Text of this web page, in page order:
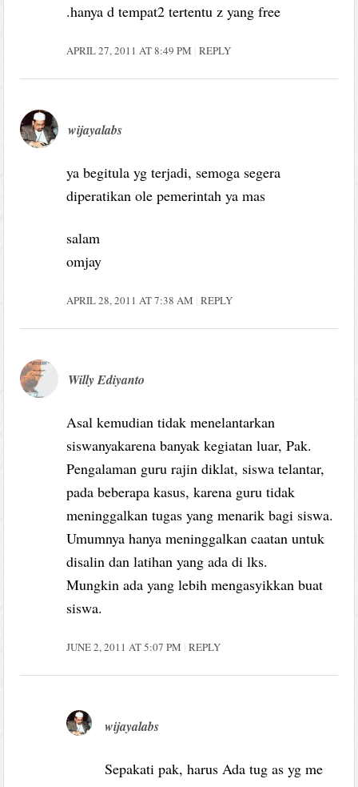
.hanya d tempat2 tertentu z yang free
APRIL 27, 2011 AT 8:49 PM REPLY
wijayalabs
ya begitula yg terjadi, semoga segera
diperatikan ole pemerintah ya mas
salam
omjay
APRIL 28, 2011 AT 7:38 AM REPLY
Willy Ediyanto
Asal kemudian tidak menelantarkan
siswanyakarena banyak kegiatan luar, Pak.
Pengalaman guru rajin diklat, siswa telantar,
pada beberapa kasus, karena guru tidak
meninggalkan tugas yang menarik bagi siswa.
Umumnya hanya meninggalkan caatan untuk
disalin dan latihan yang ada di lks.
Mungkin ada yang lebih mengasyikkan buat
siswa.
JUNE 2, 2011 AT 5:07 PM REPLY
wijayalabs
Sepakati pak, harus Ada tug as yg me